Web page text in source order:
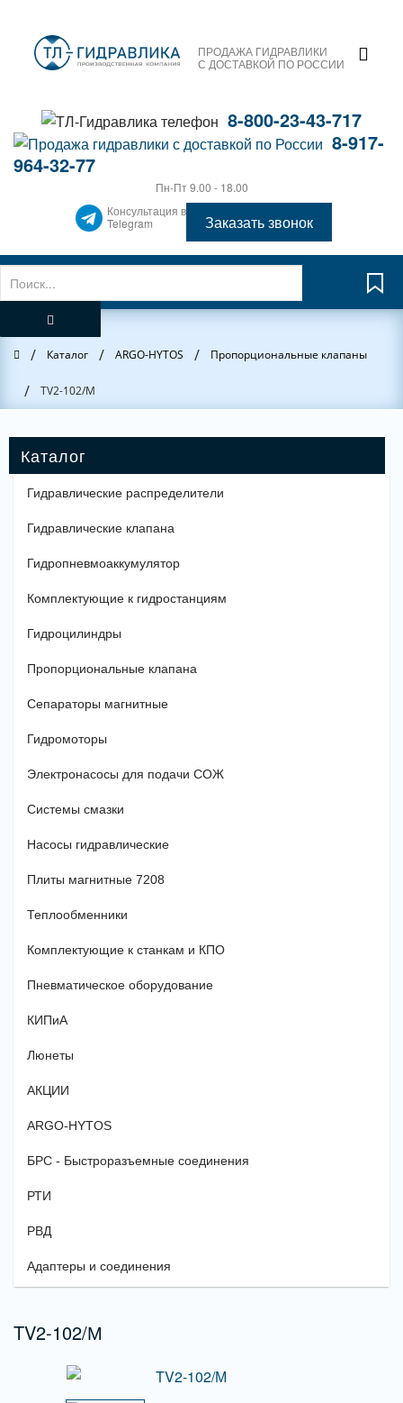
ПРОДАЖА ГИДРАВЛИКИ
С ДОСТАВКОЙ ПО РОССИИ
8-800-23-43-717
8-917-
964-32-77
Пн-Пт 9.00 - 18.00
Консультация в
Telegram
Заказать звонок
Главная
/ Каталог / ARGO-HYTOS / Пропорциональные клапаны
/ TV2-102/М
Гидравлические распределители
Гидравлические клапана
Гидропневмоаккумулятор
Комплектующие к гидростанциям
Гидроцилиндры
Пропорциональные клапана
Сепараторы магнитные
Гидромоторы
Электронасосы для подачи СОЖ
Системы смазки
Насосы гидравлические
Плиты магнитные 7208
Теплообменники
Комплектующие к станкам и КПО
Пневматическое оборудование
КИПиА
Люнеты
АКЦИИ
ARGO-HYTOS
БРС - Быстроразъемные соединения
РТИ
РВД
Адаптеры и соединения
TV2-102/М